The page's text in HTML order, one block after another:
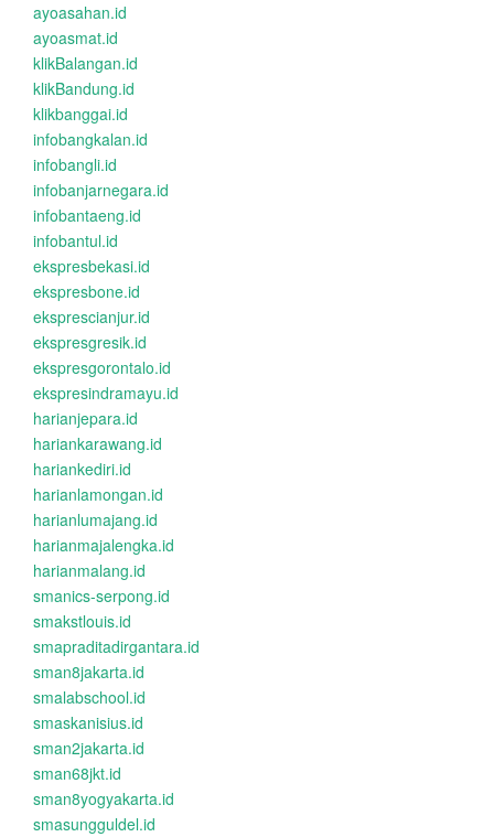
ayoasahan.id
ayoasmat.id
klikBalangan.id
klikBandung.id
klikbanggai.id
infobangkalan.id
infobangli.id
infobanjarnegara.id
infobantaeng.id
infobantul.id
ekspresbekasi.id
ekspresbone.id
eksprescianjur.id
ekspresgresik.id
ekspresgorontalo.id
ekspresindramayu.id
harianjepara.id
hariankarawang.id
hariankediri.id
harianlamongan.id
harianlumajang.id
harianmajalengka.id
harianmalang.id
smanics-serpong.id
smakstlouis.id
smapraditadirgantara.id
sman8jakarta.id
smalabschool.id
smaskanisius.id
sman2jakarta.id
sman68jkt.id
sman8yogyakarta.id
smasungguldel.id